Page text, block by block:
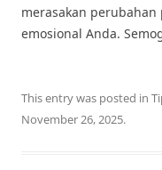
merasakan
emosional Anda.
This entry was posted in
November 26, 2025.